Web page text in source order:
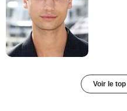
Voir le